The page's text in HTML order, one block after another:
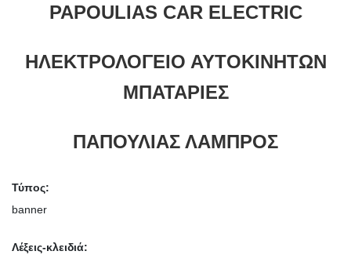
PAPOULIAS CAR ELECTRIC
ΗΛΕΚΤΡΟΛΟΓΕΙΟ ΑΥΤΟΚΙΝΗΤΩΝ
ΜΠΑΤΑΡΙΕΣ
ΠΑΠΟΥΛΙΑΣ ΛΑΜΠΡΟΣ
Τύπος:
banner
Λέξεις-κλειδιά: